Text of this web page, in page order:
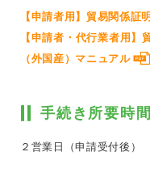
【申請者用】貿易関係
【申請者・代行業者用
（外国産）マニュアル
手続き所要時間
２営業日（申請受付後）